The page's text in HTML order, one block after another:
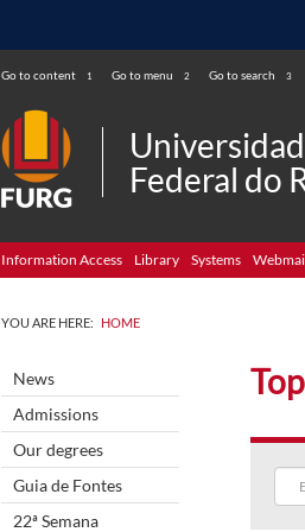
Go to content 1 Go to menu 2 Go to search 3
Federal do
Information Access Library Systems
YOU ARE HERE: HOME
News
Admissions
Our degrees
Guia de Fontes
22ª Semana